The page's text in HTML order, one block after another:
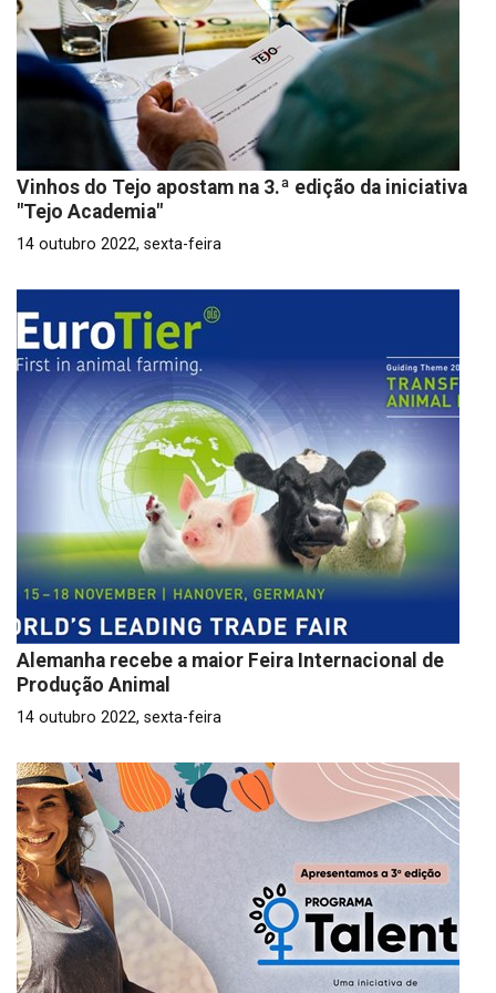
Vinhos do Tejo apostam na 3.ª edição da iniciativa
"Tejo Academia"
14 outubro 2022, sexta-feira
Alemanha recebe a maior Feira Internacional de
Produção Animal
14 outubro 2022, sexta-feira